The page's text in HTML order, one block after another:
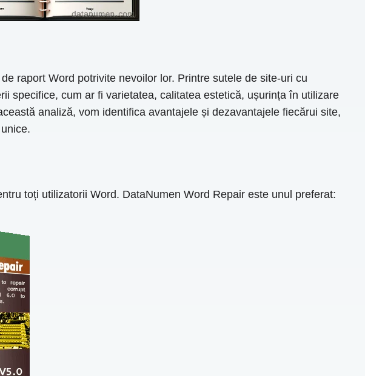
raport Word potrivite nevoilor lor. Printre sutele de site-uri cu
specifice, cum ar fi varietatea, calitatea estetică, ușurința în utilizare
analiză, vom identifica avantajele și dezavantajele fiecărui site,
toți utilizatorii Word. DataNumen Word Repair este unul preferat: